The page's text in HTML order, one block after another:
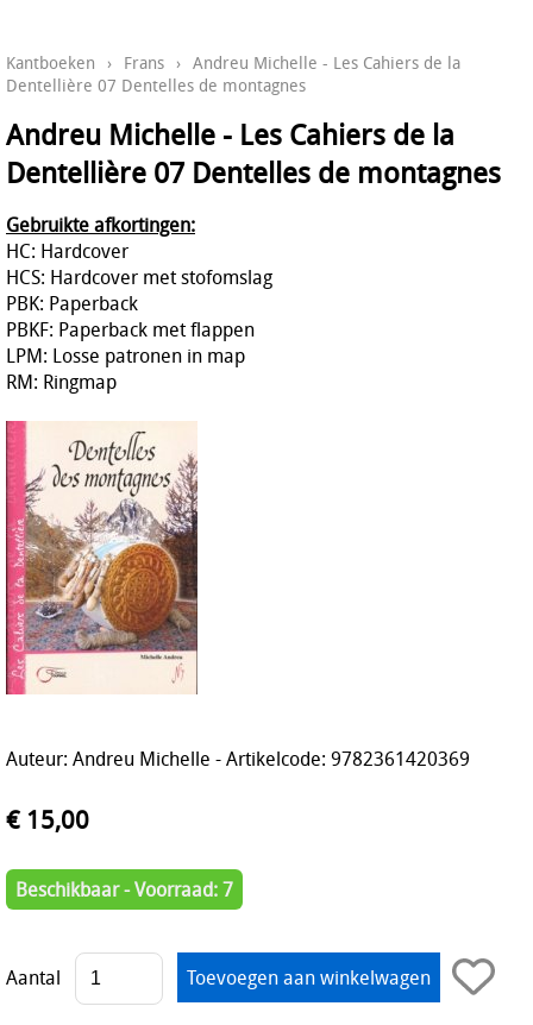
Kantboeken › Frans › Andreu Michelle - Les Cahiers de la
Dentellière 07 Dentelles de montagnes
Andreu Michelle - Les Cahiers de la
Dentellière 07 Dentelles de montagnes
Gebruikte afkortingen:
HC: Hardcover
HCS: Hardcover met stofomslag
PBK: Paperback
PBKF: Paperback met flappen
LPM: Losse patronen in map
RM: Ringmap
Auteur: Andreu Michelle - Artikelcode: 9782361420369
€ 15,00
Beschikbaar - Voorraad: 7
Aantal